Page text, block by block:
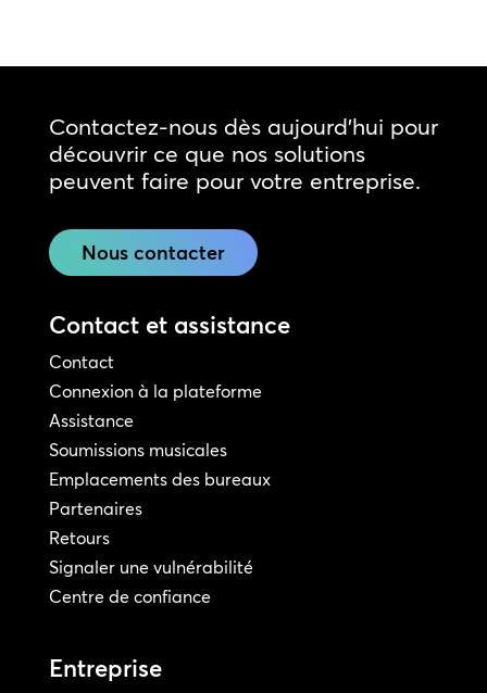
Contactez-nous dès aujourd'hui pour
découvrir ce que nos solutions
peuvent faire pour votre entreprise.
Nous contacter
Contact et assistance
Contact
Connexion à la plateforme
Assistance
Soumissions musicales
Emplacements des bureaux
Partenaires
Retours
Signaler une vulnérabilité
Centre de confiance
Entreprise